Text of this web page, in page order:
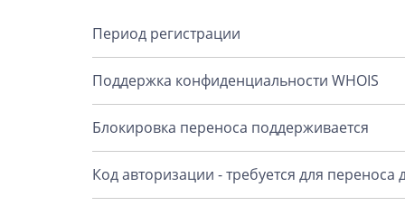
Период регистрации
Поддержка конфиденциальности WHOIS
Блокировка переноса поддерживается
Код авторизации - требуется для переноса